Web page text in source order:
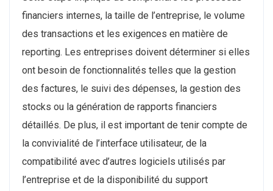
financiers internes, la taille de l’entreprise, le volume
des transactions et les exigences en matière de
reporting. Les entreprises doivent déterminer si elles
ont besoin de fonctionnalités telles que la gestion
des factures, le suivi des dépenses, la gestion des
stocks ou la génération de rapports financiers
détaillés. De plus, il est important de tenir compte de
la convivialité de l’interface utilisateur, de la
compatibilité avec d’autres logiciels utilisés par
l’entreprise et de la disponibilité du support